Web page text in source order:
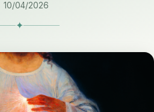
10/04/2026
✦